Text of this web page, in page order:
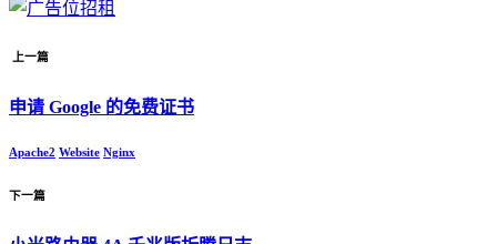
上一篇
申请 Google 的免费证书
Apache2 Website Nginx
下一篇